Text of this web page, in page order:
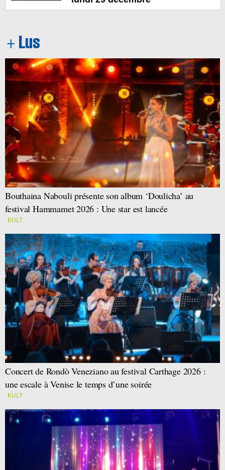
Bouthaina Nabouli présente son album ‘Doulicha’ au
festival Hammamet 2026 : Une star est lancée
KULT
Concert de Rondò Veneziano au festival Carthage 2026 :
une escale à Venise le temps d’une soirée
KULT